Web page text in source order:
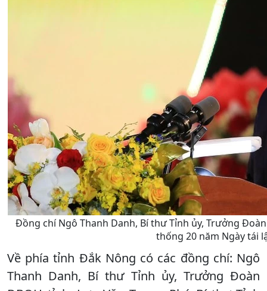
Đồng chí Ngô Thanh Danh, Bí thư Tỉnh ủy, Trưởng
thống 20 năm Ngày tái
Về phía tỉnh Đắk Nông có các đồng chí: Ngô
Thanh Danh, Bí thư Tỉnh ủy, Trưởng Đoàn